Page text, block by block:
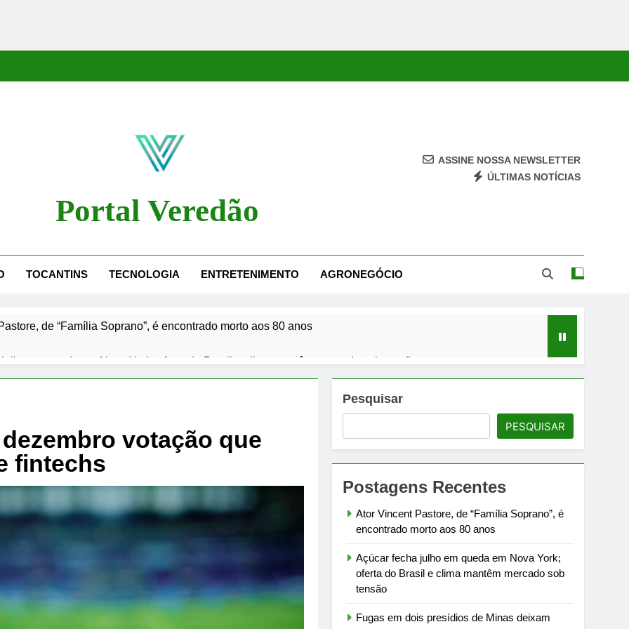
Portal Veredão
ASSINE NOSSA NEWSLETTER
ÚLTIMAS NOTÍCIAS
TOCANTINS TECNOLOGIA ENTRETENIMENTO AGRONEGÓCIO
de “Família Soprano”, é encontrado morto aos 80 anos
em queda em Nova York; oferta do Brasil e clima mantêm mercado sob tensão
presídios de Minas deixam nove detentos foragidos e reacendem debate sobre infraestrutura carcerária
Siqueira Campos entrega revitalização da Avenida Siqueira Campos à meia-noite de 1º de agosto
classifica Cuba como ameaça primária em relatório do Departamento de Estado
julho: os 10 filmes mais comentados do mês
votação que
fintechs
Pesquisar
PESQUISAR
Postagens Recentes
Ator Vincent Pastore, de “Família Soprano”, é
encontrado morto aos 80 anos
Açúcar fecha julho em queda em Nova York;
oferta do Brasil e clima mantêm mercado sob
tensão
Fugas em dois presídios de Minas deixam